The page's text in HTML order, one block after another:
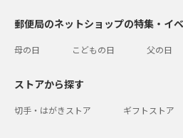
郵便局のネットショップの特集・イ
母の日 こどもの日 父の日
ストアから探す
切手・はがきストア ギフトストア